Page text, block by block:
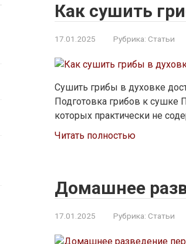
Как сушить
17.01.2025 Рубрика: Статьи
Сушить грибы в духовке
Подготовка грибов к сушке
которых практически не
Читать полностью
Домашнее
17.01.2025 Рубрика: Статьи